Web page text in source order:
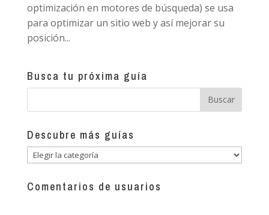
optimización en motores de búsqueda) se usa
para optimizar un sitio web y así mejorar su
posición...
Busca tu próxima guía
Descubre más guías
Descubre
más
guías
Comentarios de usuarios